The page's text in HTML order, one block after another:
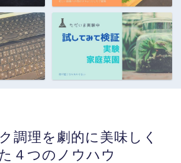
調理を劇的に美味しく
４つのノウハウ